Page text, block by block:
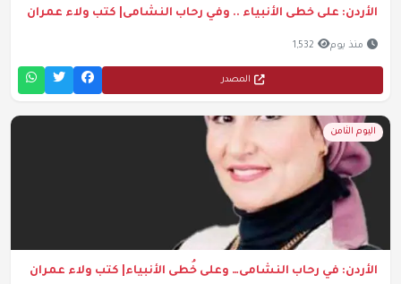
الأردن: على خطى الأنبياء .. وفي رحاب النشامى| كتب ولاء عمران
منذ يوم 1,532
المصدر
اليوم الثامن
الأردن: في رحاب النشامى… وعلى خُطى الأنبياء| كتب ولاء عمران